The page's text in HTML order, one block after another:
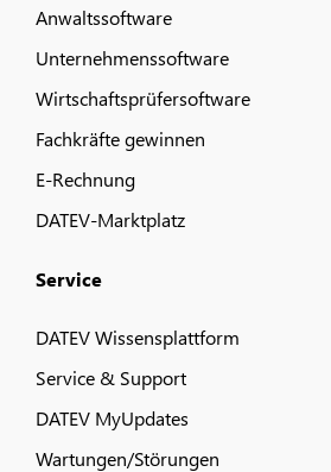
Anwaltssoftware
Unternehmenssoftware
Wirtschaftsprüfersoftware
Fachkräfte gewinnen
E-Rechnung
DATEV-Marktplatz
Service
DATEV Wissensplattform
Service & Support
DATEV MyUpdates
Wartungen/Störungen